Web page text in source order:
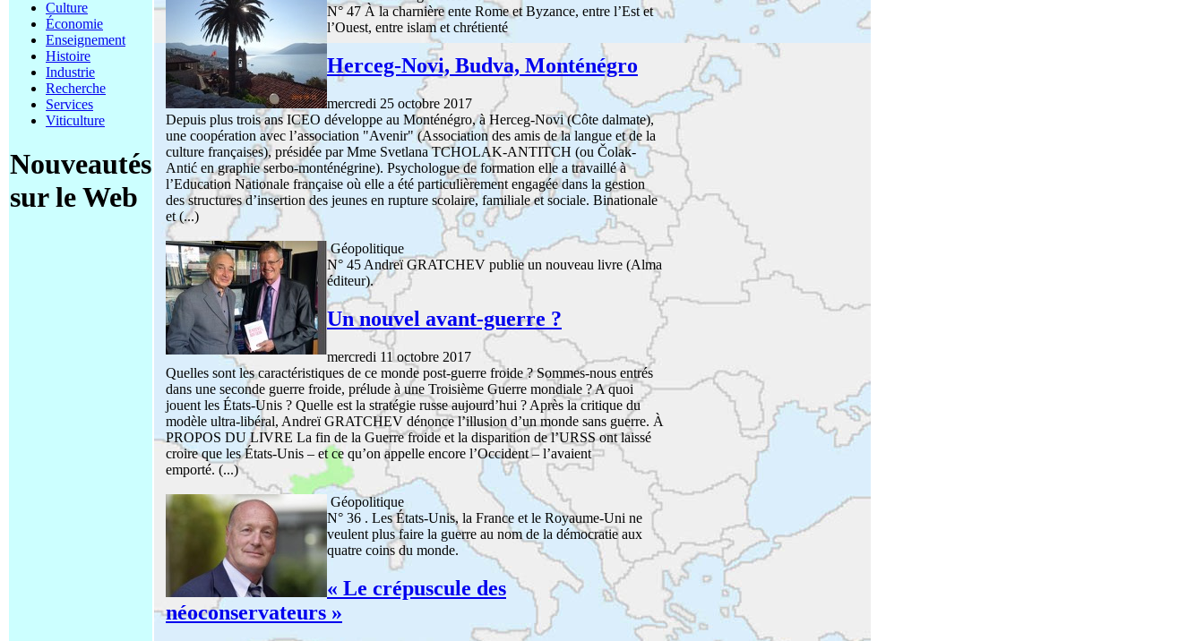
Culture
Économie
Enseignement
Histoire
Industrie
Recherche
Services
Viticulture
Nouveautés
sur le Web
N° 47 À la charnière ente Rome et Byzance, entre l’Est et
l’Ouest, entre islam et chrétienté
Herceg-Novi, Budva, Monténégro
mercredi 25 octobre 2017
Depuis plus trois ans ICEO développe au Monténégro, à Herceg-Novi (Côte dalmate),
une coopération avec l’association "Avenir" (Association des amis de la langue et de la
culture françaises), présidée par Mme Svetlana TCHOLAK-ANTITCH (ou Čolak-
Antić en graphie serbo-monténégrine). Psychologue de formation elle a travaillé à
l’Education Nationale française où elle a été particulièrement engagée dans la gestion
des structures d’insertion des jeunes en rupture scolaire, familiale et sociale. Binationale
et (...)
Géopolitique
N° 45 Andreï GRATCHEV publie un nouveau livre (Alma
éditeur).
Un nouvel avant-guerre ?
mercredi 11 octobre 2017
Quelles sont les caractéristiques de ce monde post-guerre froide ? Sommes-nous entrés
dans une seconde guerre froide, prélude à une Troisième Guerre mondiale ? A quoi
jouent les États-Unis ? Quelle est la stratégie russe aujourd’hui ? Après la critique du
modèle ultra-libéral, Andreï GRATCHEV dénonce l’illusion d’un monde sans guerre. À
PROPOS DU LIVRE La fin de la Guerre froide et la disparition de l’URSS ont laissé
croire que les États-Unis – et ce qu’on appelle encore l’Occident – l’avaient
emporté. (...)
Géopolitique
N° 36 . Les États-Unis, la France et le Royaume-Uni ne
veulent plus faire la guerre au nom de la démocratie aux
quatre coins du monde.
« Le crépuscule des
néoconservateurs »